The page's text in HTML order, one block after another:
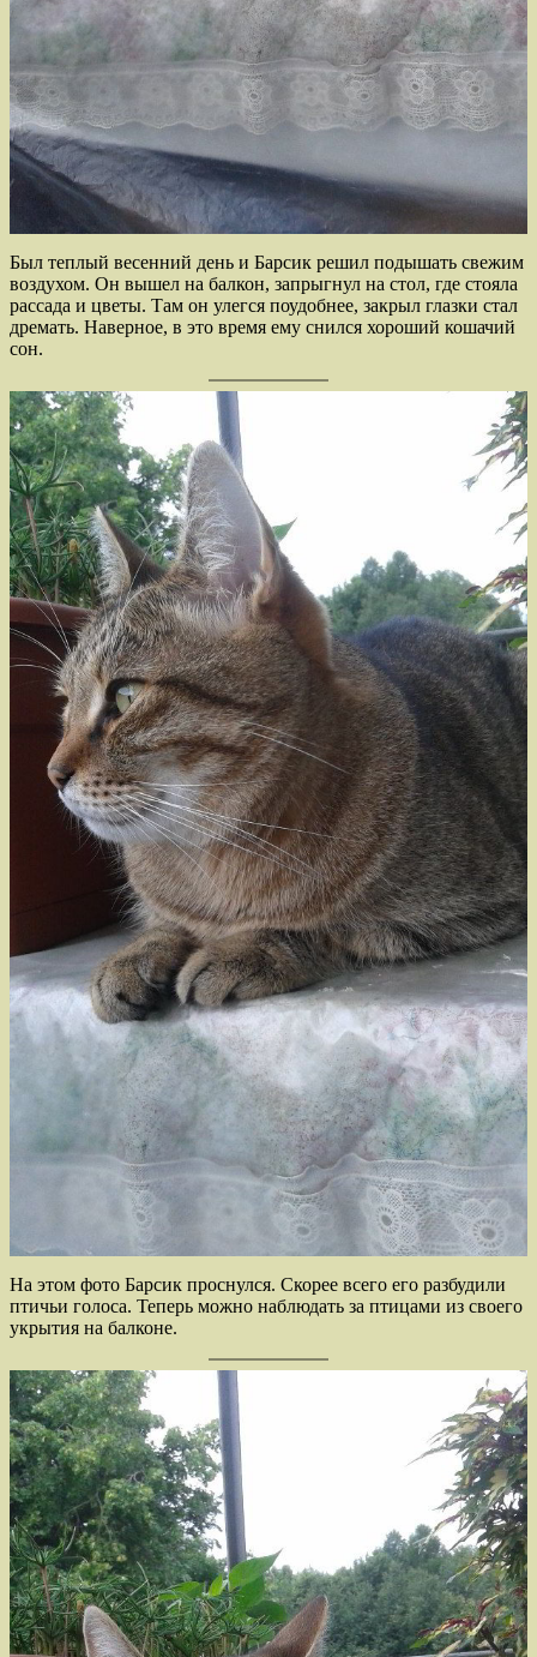
Был теплый весенний день и Барсик решил подышать свежим
воздухом. Он вышел на балкон, запрыгнул на стол, где стояла
рассада и цветы. Там он улегся поудобнее, закрыл глазки стал
дремать. Наверное, в это время ему снился хороший кошачий
сон.
На этом фото Барсик проснулся. Скорее всего его разбудили
птичьи голоса. Теперь можно наблюдать за птицами из своего
укрытия на балконе.